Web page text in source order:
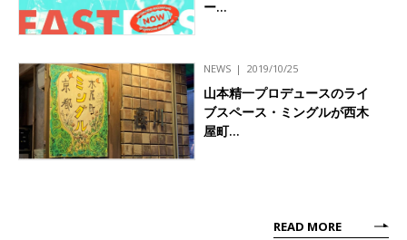
ー…
NEWS 2019/10/25
山本精一プロデュースのライ
ブスペース・ミングルが西木
屋町…
READ MORE